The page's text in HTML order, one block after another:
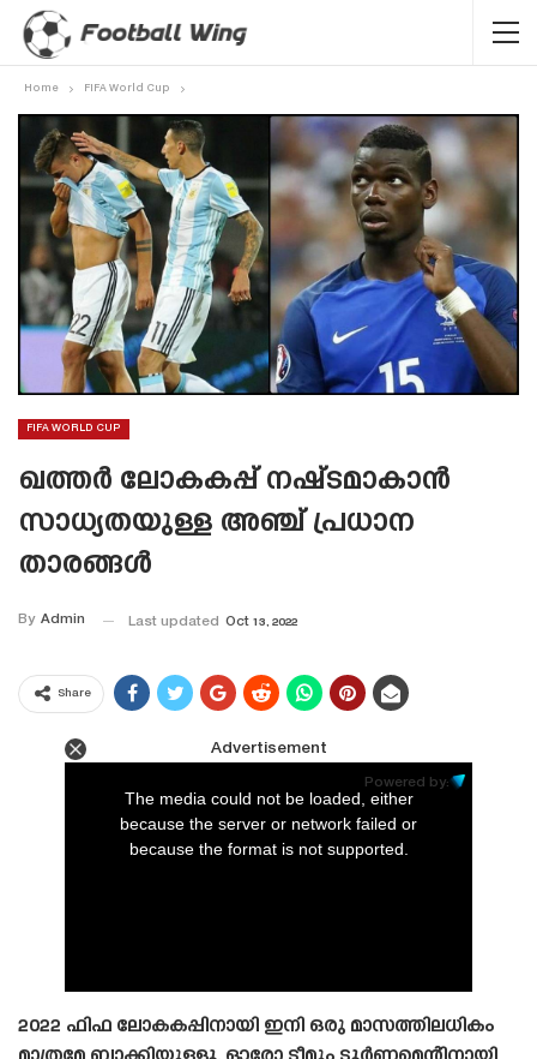
Home FIFA World Cup
FIFA WORLD CUP
ഖത്തർ ലോകകപ്പ് നഷ്‌ടമാകാൻ
സാധ്യതയുള്ള അഞ്ച് പ്രധാന
താരങ്ങൾ
By Admin Last updated Oct 13, 2022
Share
Advertisement
Powered by:
The media could not be loaded, either
because the server or network failed or
because the format is not supported.
2022 ഫിഫ ലോകകപ്പിനായി ഇനി ഒരു മാസത്തിലധികം